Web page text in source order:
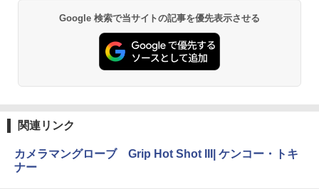
Google 検索で当サイトの記事を優先表示させる
関連リンク
カメラマングローブ Grip Hot Shot III| ケンコー・トキ
ナー